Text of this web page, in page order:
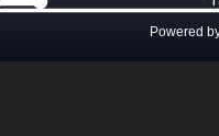
Powered